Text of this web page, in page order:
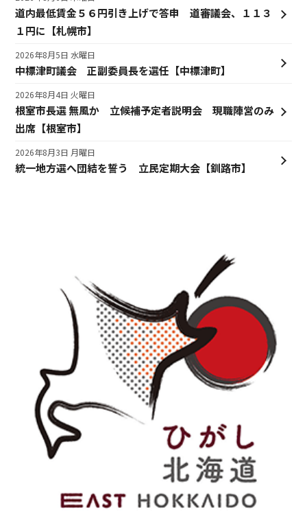
道内最低賃金５６円引き上げで答申 道審議会、１１３
１円に【札幌市】
中標津町議会 正副委員長を選任【中標津町】
2026年8月5日 水曜日
根室市長選 無風か 立候補予定者説明会 現職陣営のみ
出席【根室市】
2026年8月4日 火曜日
統一地方選へ団結を誓う 立民定期大会【釧路市】
2026年8月3日 月曜日